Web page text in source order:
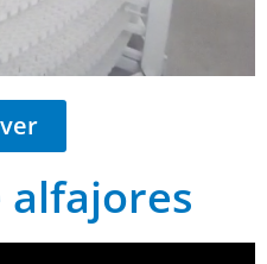
alfajores